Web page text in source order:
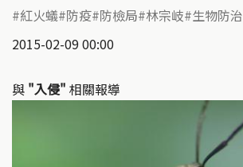
紅火蟻 防疫 防檢局 林宗岐 生物防治
2015-02-09 00:00
與 "入侵" 相關報導